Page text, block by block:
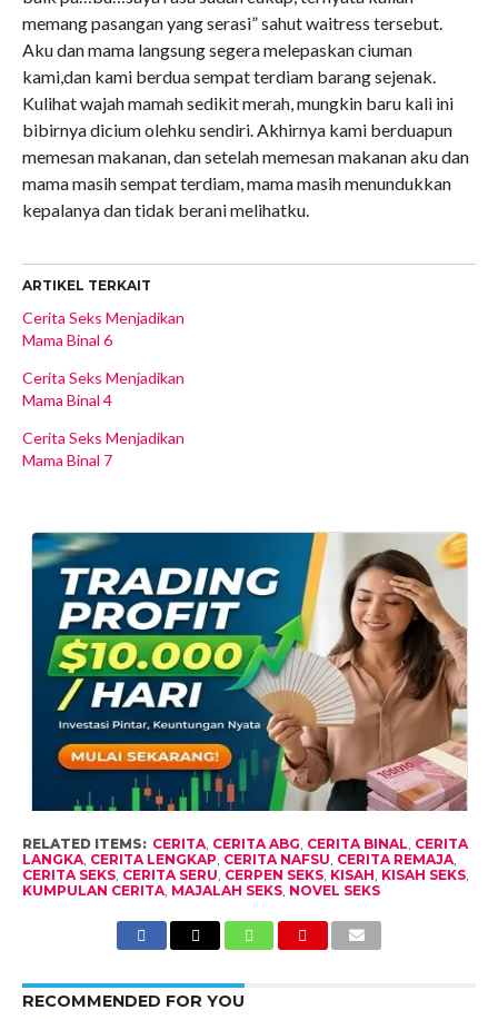
memang pasangan yang serasi” sahut waitress tersebut.
Aku dan mama langsung segera melepaskan ciuman
kami,dan kami berdua sempat terdiam barang sejenak.
Kulihat wajah mamah sedikit merah, mungkin baru kali ini
bibirnya dicium olehku sendiri. Akhirnya kami berduapun
memesan makanan, dan setelah memesan makanan aku dan
mama masih sempat terdiam, mama masih menundukkan
kepalanya dan tidak berani melihatku.
ARTIKEL TERKAIT
Cerita Seks Menjadikan
Mama Binal 6
Cerita Seks Menjadikan
Mama Binal 4
Cerita Seks Menjadikan
Mama Binal 7
RELATED ITEMS: CERITA, CERITA ABG, CERITA BINAL, CERITA
LANGKA, CERITA LENGKAP, CERITA NAFSU, CERITA REMAJA,
CERITA SEKS, CERITA SERU, CERPEN SEKS, KISAH, KISAH SEKS,
KUMPULAN CERITA, MAJALAH SEKS, NOVEL SEKS
RECOMMENDED FOR YOU